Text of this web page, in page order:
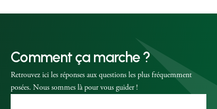
Comment ça marche ?
Retrouvez ici les réponses aux questions les plus fréquemment
posées. Nous sommes là pour vous guider !